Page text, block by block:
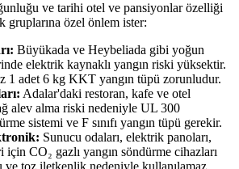
ve tarihi otel ve pansiyonlar özelliği
gruplarına özel önlem ister:
Büyükada ve Heybeliada gibi yoğun
elektrik kaynaklı yangın riski yüksektir.
1 adet 6 kg KKT yangın tüpü zorunludur.
Adalar'daki restoran, kafe ve otel
alev alma riski nedeniyle UL 300
sistemi ve F sınıfı yangın tüpü gerekir.
Sunucu odaları, elektrik panoları,
CO₂ gazlı yangın söndürme cihazları